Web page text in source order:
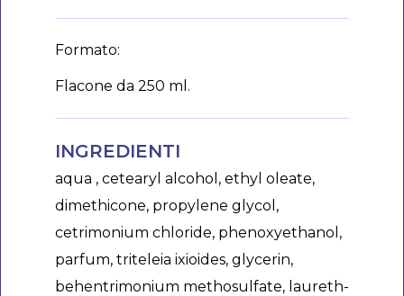
Formato:
Flacone da 250 ml.
INGREDIENTI
aqua , cetearyl alcohol, ethyl oleate,
dimethicone, propylene glycol,
cetrimonium chloride, phenoxyethanol,
parfum, triteleia ixioides, glycerin,
behentrimonium methosulfate, laureth-